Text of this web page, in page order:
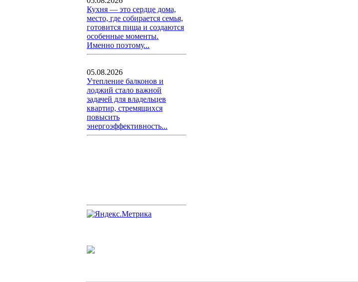
Кухня — это сердце дома,
место, где собирается семья,
готовится пища и создаются
особенные моменты.
Именно поэтому...
05.08.2026
Утепление балконов и
лоджий стало важной
задачей для владельцев
квартир, стремящихся
повысить
энергоэффективность...